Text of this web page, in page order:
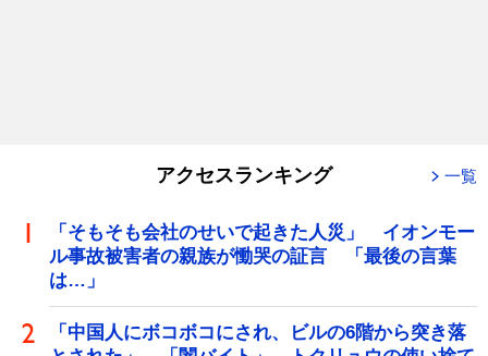
アクセスランキング 一覧
「そもそも会社のせいで起きた人災」 イオンモー
ル事故被害者の親族が慟哭の証言 「最後の言葉
は…」
「中国人にボコボコにされ、ビルの6階から突き落